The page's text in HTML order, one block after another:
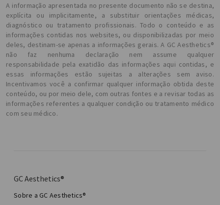
A informação apresentada no presente documento não se destina,
explícita ou implicitamente, a substituir orientações médicas,
diagnóstico ou tratamento profissionais. Todo o conteúdo e as
informações contidas nos websites, ou disponibilizadas por meio
deles, destinam-se apenas a informações gerais. A GC Aesthetics®
não faz nenhuma declaração nem assume qualquer
responsabilidade pela exatidão das informações aqui contidas, e
essas informações estão sujeitas a alterações sem aviso.
Incentivamos você a confirmar qualquer informação obtida deste
conteúdo, ou por meio dele, com outras fontes e a revisar todas as
informações referentes a qualquer condição ou tratamento médico
com seu médico.
GC Aesthetics®
Sobre a GC Aesthetics®